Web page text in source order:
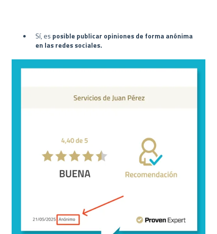
Sí, es posible publicar opiniones de forma anónima
en las redes sociales.